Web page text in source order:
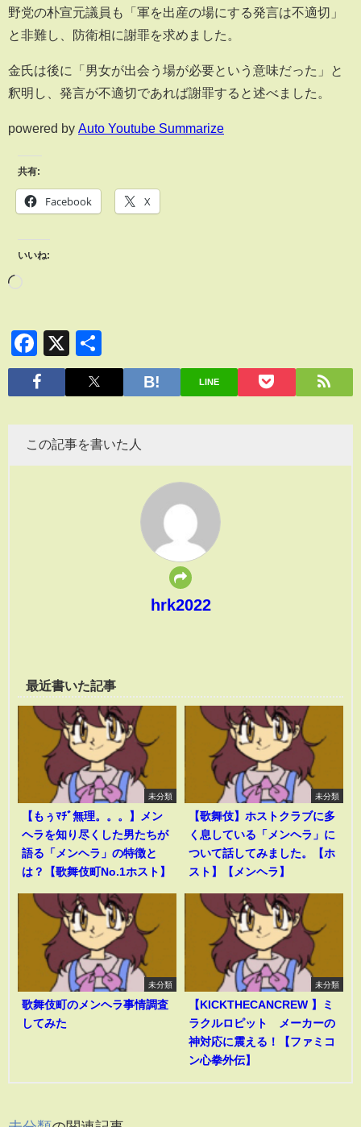
野党の朴宣元議員も「軍を出産の場にする発言は不適切」
と非難し、防衛相に謝罪を求めました。
金氏は後に「男女が出会う場が必要という意味だった」と
釈明し、発言が不適切であれば謝罪すると述べました。
powered by Auto Youtube Summarize
共有:
Facebook X
いいね:
Facebook
X
有
LINE
この記事を書いた人
hrk2022
最近書いた記事
未分類
【もぅﾏﾁﾞ無理。。。】メン
ヘラを知り尽くした男たちが
語る「メンヘラ」の特徴と
は？【歌舞伎町No.1ホスト】
未分類
【歌舞伎】ホストクラブに多
く息している「メンヘラ」に
ついて話してみました。【ホ
スト】【メンヘラ】
未分類
歌舞伎町のメンヘラ事情調査
してみた
未分類
【KICKTHECANCREW 】ミ
ラクルロピット メーカーの
神対応に震える！【ファミコ
ン心拳外伝】